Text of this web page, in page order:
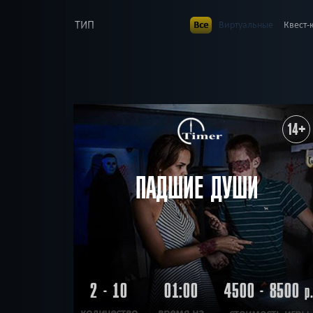
ТИП Все Виртуальные
ТЕМАТИКА Все Ролевые Страшные
Детская версия
Без
По фильму
Победить драконов
РАЙОН Все Свердловский
ПОИСК:
14+
ПАДШИЕ ДУШИ
2 - 10 01:00 4500 - 8500р.